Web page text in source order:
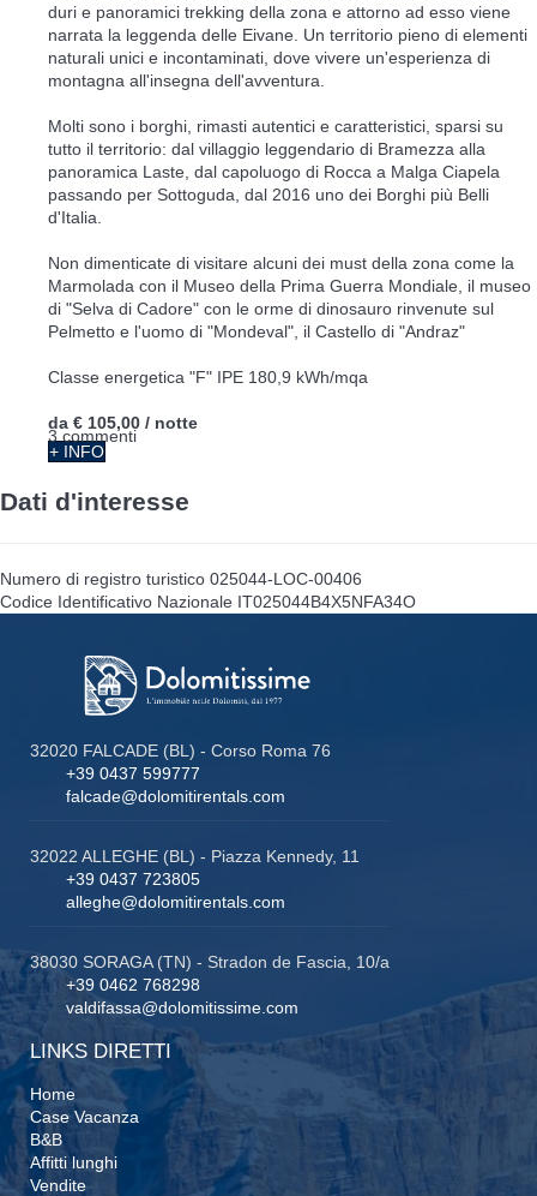
duri e panoramici trekking della zona e attorno ad esso viene
narrata la leggenda delle Eivane. Un territorio pieno di elementi
naturali unici e incontaminati, dove vivere un'esperienza di
montagna all'insegna dell'avventura.
Molti sono i borghi, rimasti autentici e caratteristici, sparsi su
tutto il territorio: dal villaggio leggendario di Bramezza alla
panoramica Laste, dal capoluogo di Rocca a Malga Ciapela
passando per Sottoguda, dal 2016 uno dei Borghi più Belli
d'Italia.
Non dimenticate di visitare alcuni dei must della zona come la
Marmolada con il Museo della Prima Guerra Mondiale, il museo
di "Selva di Cadore" con le orme di dinosauro rinvenute sul
Pelmetto e l'uomo di "Mondeval", il Castello di "Andraz"
Classe energetica "F" IPE 180,9 kWh/mqa
3 commenti
da € 105,00 / notte
+ INFO
Dati d'interesse
Numero di registro turistico 025044-LOC-00406
Codice Identificativo Nazionale IT025044B4X5NFA34O
32020 FALCADE (BL) - Corso Roma 76
+39 0437 599777
falcade@dolomitirentals.com
32022 ALLEGHE (BL) - Piazza Kennedy, 11
+39 0437 723805
alleghe@dolomitirentals.com
38030 SORAGA (TN) - Stradon de Fascia, 10/a
+39 0462 768298
valdifassa@dolomitissime.com
LINKS DIRETTI
Home
Case Vacanza
B&B
Affitti lunghi
Vendite